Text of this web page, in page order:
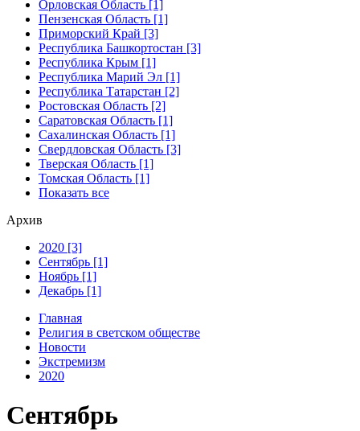
Орловская Область [1]
Пензенская Область [1]
Приморский Край [3]
Республика Башкортостан [3]
Республика Крым [1]
Республика Марий Эл [1]
Республика Татарстан [2]
Ростовская Область [2]
Саратовская Область [1]
Сахалинская Область [1]
Свердловская Область [3]
Тверская Область [1]
Томская Область [1]
Показать все
Архив
2020 [3]
Сентябрь [1]
Ноябрь [1]
Декабрь [1]
Главная
Религия в светском обществе
Новости
Экстремизм
2020
Сентябрь